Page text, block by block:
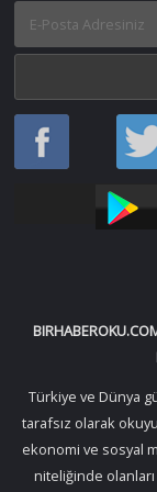
Haber
Oku
Oku
Türkiye ve Dünya
tarafsız olarak
ekonomi ve sosyal
niteliğinde